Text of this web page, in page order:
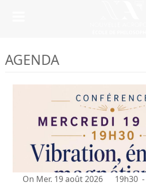
AGENDA
On Mer. 19 août 2026 19h30